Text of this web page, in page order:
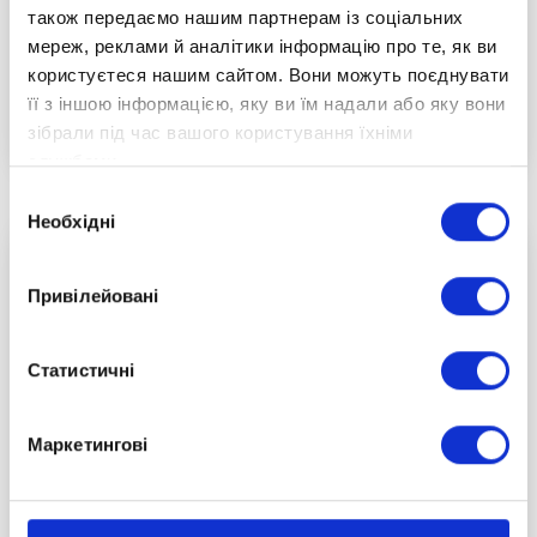
також передаємо нашим партнерам із соціальних
мереж, реклами й аналітики інформацію про те, як ви
користуєтеся нашим сайтом. Вони можуть поєднувати
її з іншою інформацією, яку ви їм надали або яку вони
зібрали під час вашого користування їхніми
службами.
згоди
Необхідні
Привілейовані
Статистичні
Маркетингові
швидше, ніж встигають оновлюватися
класичні підручники.
Читати повністю